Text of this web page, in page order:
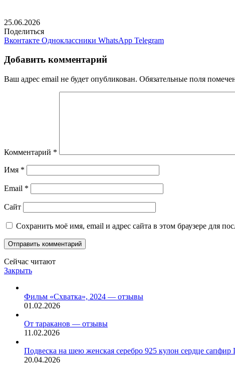
25.06.2026
Поделиться
Вконтакте Одноклассники WhatsApp Telegram
Добавить комментарий
Ваш адрес email не будет опубликован. Обязательные поля
Комментарий *
Имя *
Email *
Сайт
Сохранить моё имя, email и адрес сайта в этом браузере для
Сейчас читают
Закрыть
Фильм «Схватка», 2024 — отзывы
01.02.2026
От тараканов — отзывы
11.02.2026
Подвеска на шею женская серебро 925 кулон сердце
20.04.2026